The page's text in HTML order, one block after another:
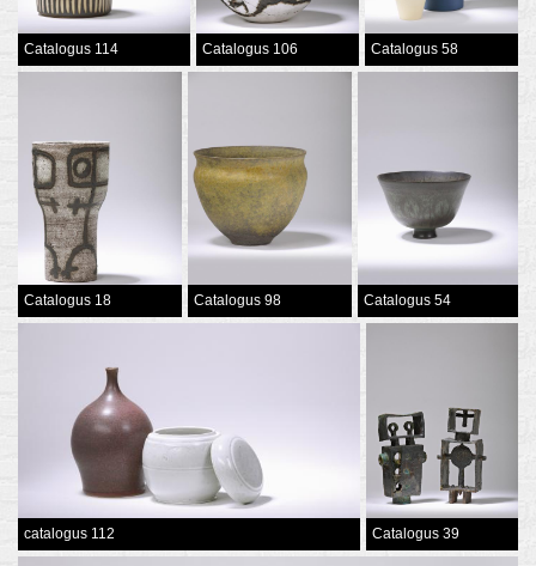
Catalogus 114 Catalogus 106 Catalogus 58
Catalogus 18 Catalogus 98 Catalogus 54
catalogus 112 Catalogus 39